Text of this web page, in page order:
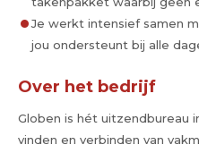
Je werkt intensief samen
jou ondersteunt bij alle
Over het bedrijf
Globen is hét uitzendbureau
vinden en verbinden van